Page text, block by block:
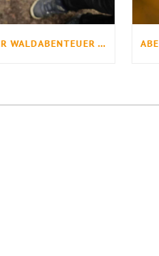
DREI TAGE VOLLER WALDABENTEUER – „WUNDERWERK BAUM“ BEGEISTERT FERIENKINDER IM WALDERLEBNIS EHRHORN